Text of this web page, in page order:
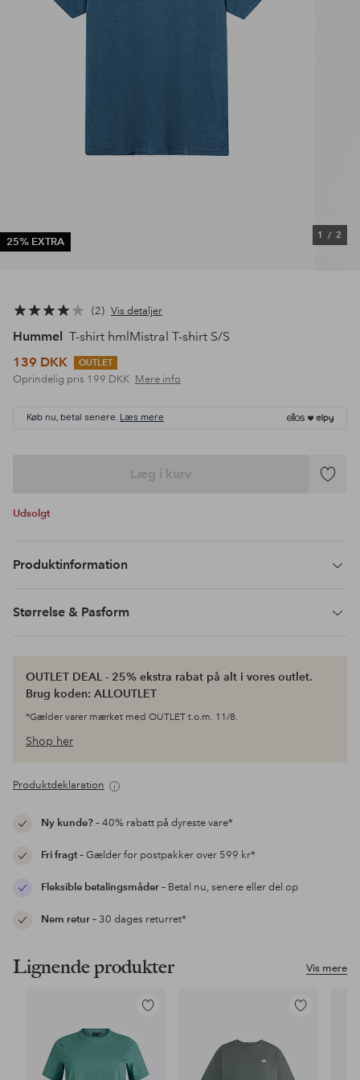
25% EXTRA
1 / 2
2 Vis detaljer
Hummel T-shirt hmlMistral T-shirt S/S
139 DKK
OUTLET
Oprindelig pris 199 DKK Mere info
Køb nu, betal senere. Læs mere
Læg i kurv
Tilføj
Udsolgt
Produktinformation
Størrelse & Pasform
OUTLET DEAL - 25% ekstra rabat på alt i vores outlet.
Brug koden: ALLOUTLET
*Gælder varer mærket med OUTLET t.o.m. 11/8.
Shop her
Produktdeklaration
Ny kunde?– 40% rabatt på dyreste vare*
Fri fragt– Gælder for postpakker over 599 kr*
Fleksible betalingsmåder– Betal nu, senere eller del op
Nem retur– 30 dages returret*
Vis mere
Lignende produkter
Tilføj
favoritter
Tilføj